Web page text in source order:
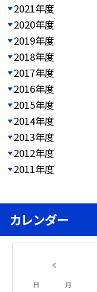
2021年度
2020年度
2019年度
2018年度
2017年度
2016年度
2015年度
2014年度
2013年度
2012年度
2011年度
カレンダー
日 月